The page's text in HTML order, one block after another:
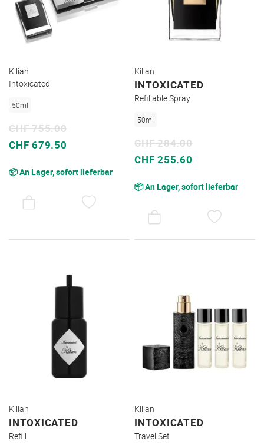
Kilian
Intoxicated
50ml
Sonderpreis
CHF 679.50
CHF 755.00
📦 An Lager, sofort lieferbar
Kilian
INTOXICATED
Refillable Spray
50ml
Sonderpreis
CHF 255.60
CHF 284.00
📦 An Lager, sofort lieferbar
Kilian
INTOXICATED
Refill
Kilian
INTOXICATED
Travel Set